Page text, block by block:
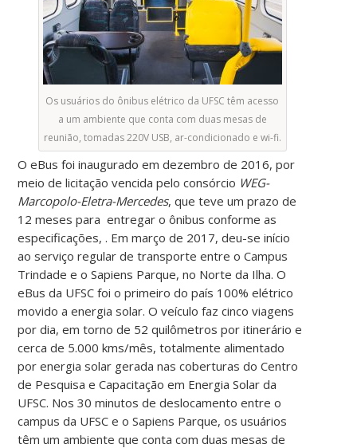
Os usuários do ônibus elétrico da UFSC têm acesso
a um ambiente que conta com duas mesas de
reunião, tomadas 220V USB, ar-condicionado e wi-fi.
O eBus foi inaugurado em dezembro de 2016, por
meio de licitação vencida pelo consórcio WEG-
Marcopolo-Eletra-Mercedes, que teve um prazo de
12 meses para entregar o ônibus conforme as
especificações, . Em março de 2017, deu-se início
ao serviço regular de transporte entre o Campus
Trindade e o Sapiens Parque, no Norte da Ilha. O
eBus da UFSC foi o primeiro do país 100% elétrico
movido a energia solar. O veículo faz cinco viagens
por dia, em torno de 52 quilômetros por itinerário e
cerca de 5.000 kms/mês, totalmente alimentado
por energia solar gerada nas coberturas do Centro
de Pesquisa e Capacitação em Energia Solar da
UFSC. Nos 30 minutos de deslocamento entre o
campus da UFSC e o Sapiens Parque, os usuários
têm um ambiente que conta com duas mesas de